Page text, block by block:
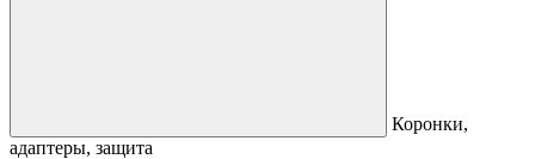
Коронки,
адаптеры, защита